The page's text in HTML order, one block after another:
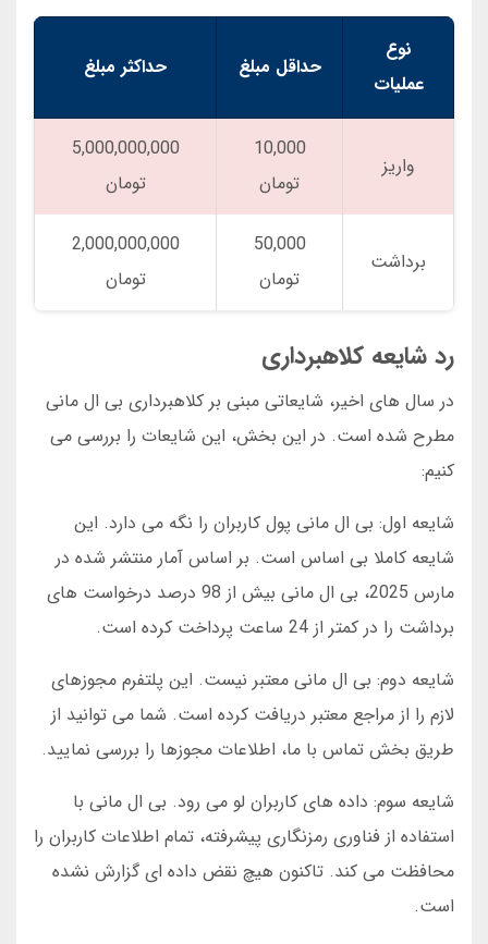
نوع
عملیات
حداقل مبلغ حداکثر مبلغ
واریز
10,000
تومان
5,000,000,000
تومان
برداشت
50,000
تومان
2,000,000,000
تومان
رد شایعه کلاهبرداری
در سال های اخیر، شایعاتی مبنی بر کلاهبرداری بی ال مانی
مطرح شده است. در این بخش، این شایعات را بررسی می
کنیم:
شایعه اول: بی ال مانی پول کاربران را نگه می دارد. این
شایعه کاملا بی اساس است. بر اساس آمار منتشر شده در
مارس 2025، بی ال مانی بیش از 98 درصد درخواست های
برداشت را در کمتر از 24 ساعت پرداخت کرده است.
شایعه دوم: بی ال مانی معتبر نیست. این پلتفرم مجوزهای
لازم را از مراجع معتبر دریافت کرده است. شما می توانید از
طریق بخش تماس با ما، اطلاعات مجوزها را بررسی نمایید.
شایعه سوم: داده های کاربران لو می رود. بی ال مانی با
استفاده از فناوری رمزنگاری پیشرفته، تمام اطلاعات کاربران را
محافظت می کند. تاکنون هیچ نقض داده ای گزارش نشده
است.